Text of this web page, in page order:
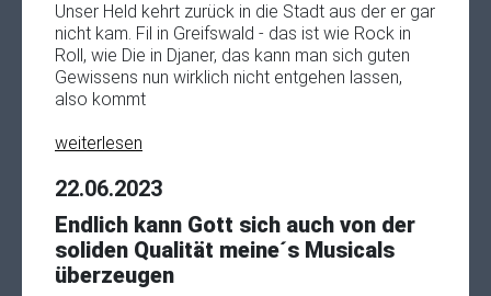
Unser Held kehrt zurück in die Stadt aus der er gar
nicht kam. Fil in Greifswald - das ist wie Rock in
Roll, wie Die in Djaner, das kann man sich guten
Gewissens nun wirklich nicht entgehen lassen,
also kommt
weiterlesen
22.06.2023
Endlich kann Gott sich auch von der
soliden Qualität meine´s Musicals
überzeugen